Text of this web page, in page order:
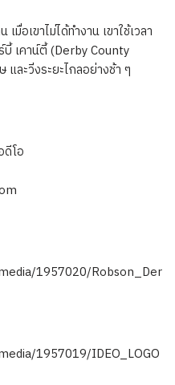
อเขาไม่ได้ทำงาน เขาใช้เวลา
เคาน์ตี้ (Derby County
ละวิ่งระยะไกลอย่างช้า ๆ
ดีโอ
1957020/Robson_Der
1957019/IDEO_LOGO